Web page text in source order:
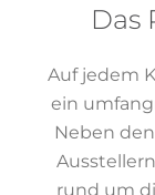
Das
Auf jedem
ein
Neben
rund um